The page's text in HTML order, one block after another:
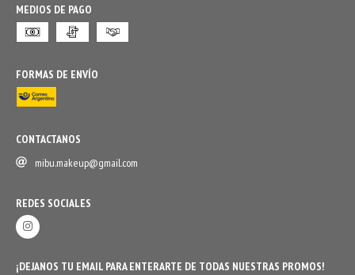
MEDIOS DE PAGO
FORMAS DE ENVÍO
CONTACTANOS
mibu.makeup@gmail.com
REDES SOCIALES
¡DEJANOS TU EMAIL PARA ENTERARTE DE TODAS NUESTRAS PROMOS!